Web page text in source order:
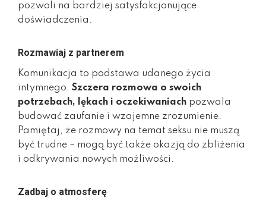
pozwoli na bardziej satysfakcjonujące
doświadczenia.
Rozmawiaj z partnerem
Komunikacja to podstawa udanego życia
intymnego. Szczera rozmowa o swoich
potrzebach, lękach i oczekiwaniach pozwala
budować zaufanie i wzajemne zrozumienie.
Pamiętaj, że rozmowy na temat seksu nie muszą
być trudne – mogą być także okazją do zbliżenia
i odkrywania nowych możliwości.
Zadbaj o atmosferę